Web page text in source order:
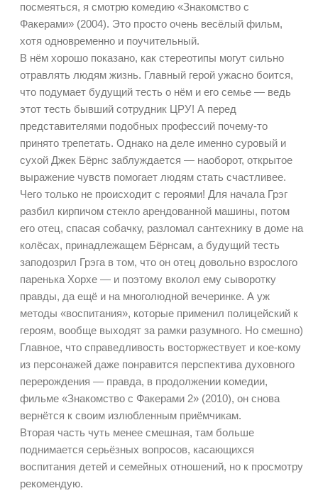
посмеяться, я смотрю комедию «Знакомство с
Факерами» (2004). Это просто очень весёлый фильм,
хотя одновременно и поучительный.
В нём хорошо показано, как стереотипы могут сильно
отравлять людям жизнь. Главный герой ужасно боится,
что подумает будущий тесть о нём и его семье — ведь
этот тесть бывший сотрудник ЦРУ! А перед
представителями подобных профессий почему-то
принято трепетать. Однако на деле именно суровый и
сухой Джек Бёрнс заблуждается — наоборот, открытое
выражение чувств помогает людям стать счастливее.
Чего только не происходит с героями! Для начала Грэг
разбил кирпичом стекло арендованной машины, потом
его отец, спасая собачку, разломал сантехнику в доме на
колёсах, принадлежащем Бёрнсам, а будущий тесть
заподозрил Грэга в том, что он отец довольно взрослого
паренька Хорхе — и поэтому вколол ему сыворотку
правды, да ещё и на многолюдной вечеринке. А уж
методы «воспитания», которые применил полицейский к
героям, вообще выходят за рамки разумного. Но смешно)
Главное, что справедливость восторжествует и кое-кому
из персонажей даже понравится перспектива духовного
перерождения — правда, в продолжении комедии,
фильме «Знакомство с Факерами 2» (2010), он снова
вернётся к своим излюбленным приёмчикам.
Вторая часть чуть менее смешная, там больше
поднимается серьёзных вопросов, касающихся
воспитания детей и семейных отношений, но к просмотру
рекомендую.